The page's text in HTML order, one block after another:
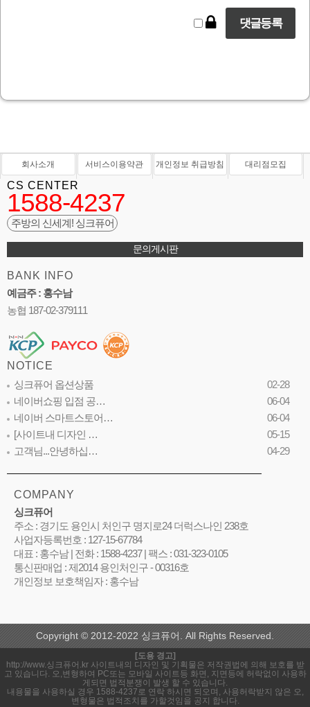
회사소개 서비스이용약관 개인정보 취급방침 대리점모집
CS CENTER
1588-4237
주방의 신세계! 싱크퓨어
문의게시판
BANK INFO
예금주 : 홍수남
농협 187-02-379111
NOTICE
싱크퓨어 옵션상품
02-28
네이버쇼핑 입점 공…
06-04
네이버 스마트스토어…
06-04
[사이트내 디자인 …
05-15
고객님...안녕하십…
04-29
COMPANY
싱크퓨어
주소 : 경기도 용인시 처인구 명지로24 더럭스나인 238호
사업자등록번호 : 127-15-67784
대표 : 홍수남 | 전화 : 1588-4237 | 팩스 : 031-323-0105
통신판매업 : 제2014 용인처인구 - 00316호
개인정보 보호책임자 : 홍수남
Copyright © 2012-2022 싱크퓨어. All Rights Reserved.
[도용 경고]
http://www.싱크퓨어.kr 사이트내의 디자인 및 기획물은 저작권법에 의해 보호를 받
고 있습니다. 오,변형하여 PC또는 모바일 사이트등 화면, 지면등에 허락없이 사용하
게되면 법적분쟁이 발생 할 수 있습니다.
내용물을 사용하실 경우 1588-4237로 연락 하시면 되오며, 사용허락받지 않은 오,
변형물은 법적조치를 가할것임을 공지 합니다.